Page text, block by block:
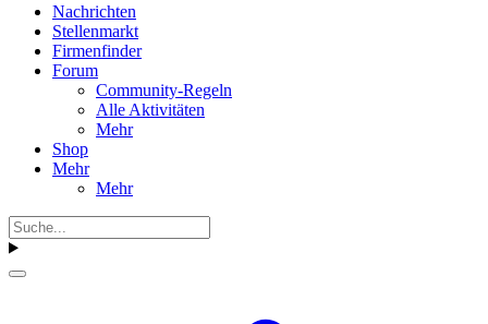
Nachrichten
Stellenmarkt
Firmenfinder
Forum
Community-Regeln
Alle Aktivitäten
Mehr
Shop
Mehr
Mehr